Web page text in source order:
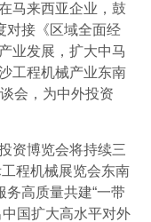
马来西亚企业，鼓
对接《区域全面经
业发展，扩大中马
工程机械产业东南
会，为中外投资
博览会将持续三
程机械展览会东南
务高质量共建“一带
国扩大高水平对外